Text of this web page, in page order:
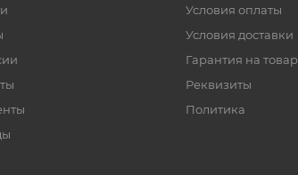
Условия оплаты
Условия доставки
Гарантия на товар
Реквизиты
Политика